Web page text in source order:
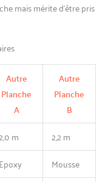
mais mérite d’être pris
Autre
Planche
A
Autre
Planche
B
m
2,2 m
Epoxy
Mousse